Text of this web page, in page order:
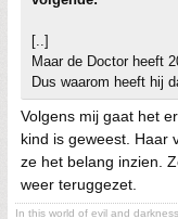
[..]
Maar de Doctor heeft
Dus waarom heeft hij
Volgens mij gaat het
kind is geweest. Haar
ze het belang inzien.
weer teruggezet.
In this world of evil and